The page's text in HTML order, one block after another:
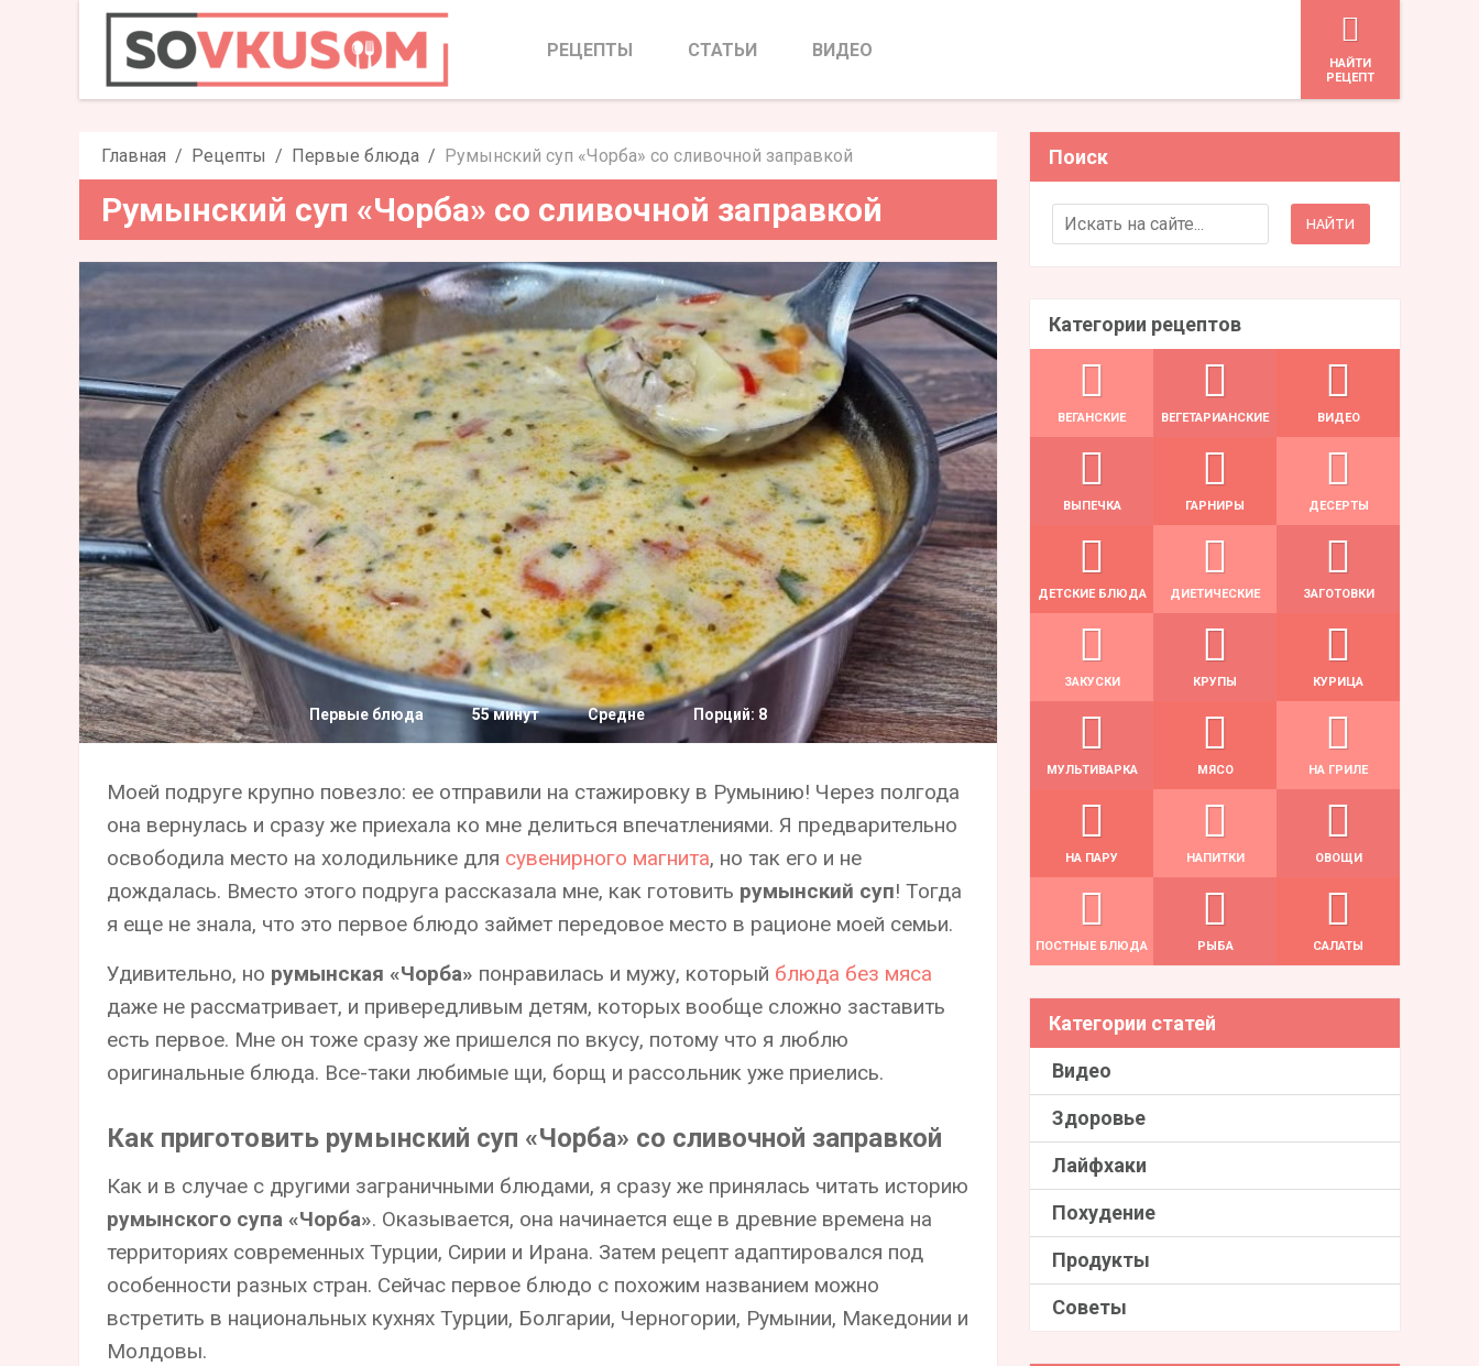
Румынский суп «Чорба» со сливочной заправкой
РЕЦЕПТЫ СТАТЬИ ВИДЕО
HАЙТИ
РЕЦЕПТ
Главная Рецепты Первые блюда Румынский суп «Чорба» со сливочной заправкой
Румынский суп «Чорба» со сливочной заправкой
Первые блюда 55 минут Средне Порций: 8
Моей подруге крупно повезло: ее отправили на стажировку в Румынию! Через полгода
она вернулась и сразу же приехала ко мне делиться впечатлениями. Я предварительно
освободила место на холодильнике для сувенирного магнита, но так его и не
дождалась. Вместо этого подруга рассказала мне, как готовить румынский суп! Тогда
я еще не знала, что это первое блюдо займет передовое место в рационе моей семьи.
Удивительно, но румынская «Чорба» понравилась и мужу, который блюда без мяса
даже не рассматривает, и привередливым детям, которых вообще сложно заставить
есть первое. Мне он тоже сразу же пришелся по вкусу, потому что я люблю
оригинальные блюда. Все-таки любимые щи, борщ и рассольник уже приелись.
Как приготовить румынский суп «Чорба» со сливочной заправкой
Как и в случае с другими заграничными блюдами, я сразу же принялась читать историю
румынского супа «Чорба». Оказывается, она начинается еще в древние времена на
территориях современных Турции, Сирии и Ирана. Затем рецепт адаптировался под
особенности разных стран. Сейчас первое блюдо с похожим названием можно
встретить в национальных кухнях Турции, Болгарии, Черногории, Румынии, Македонии и
Молдовы.
Поиск
Search for:
Категории рецептов
ВЕГАНСКИЕ ВЕГЕТАРИАНСКИЕ ВИДЕО
ВЫПЕЧКА ГАРНИРЫ ДЕСЕРТЫ
ДЕТСКИЕ БЛЮДА ДИЕТИЧЕСКИЕ ЗАГОТОВКИ
ЗАКУСКИ КРУПЫ КУРИЦА
МУЛЬТИВАРКА МЯСО НА ГРИЛЕ
НА ПАРУ НАПИТКИ ОВОЩИ
ПОСТНЫЕ БЛЮДА РЫБА САЛАТЫ
Категории статей
Видео
Здоровье
Лайфхаки
Похудение
Продукты
Советы